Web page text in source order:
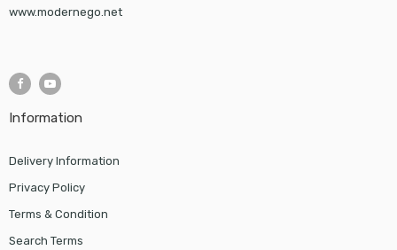
www.modernego.net
Information
Delivery Information
Privacy Policy
Terms & Condition
Search Terms